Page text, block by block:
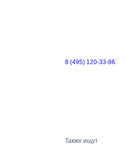
8 (495) 120-33-86
Также ищут